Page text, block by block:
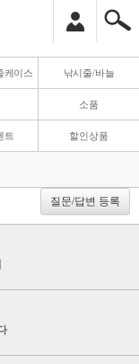
케이스 낚시줄/바늘
소품
트 할인상품
질문/답변 등록